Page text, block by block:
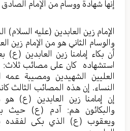
إنها شهادة ووسام من الإمام
الإمام زين العابدين (عليه السلام)
والوسام الثاني هو من الإمام زين
أن بكاء إمامنا زين العابدين (ع)
استشهاده كان على مصائب
العليين الشهيدين ومصيبة
النساء. إن هذه المصائب الثالث
إن إمامنا زين العابدين (ع) هو
والبكائون هم: آدم (ع) حيث
ويعقوب (ع) الذي بكى لفقده